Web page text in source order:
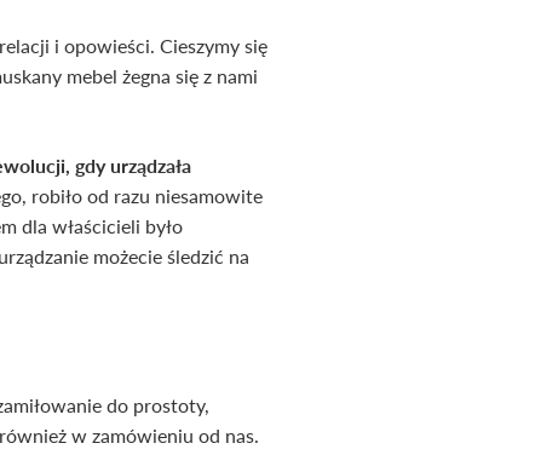
i opowieści. Cieszymy się
mebel żegna się z nami
gdy urządzała
robiło od razu niesamowite
dla właścicieli było
możecie śledzić na
do prostoty,
w zamówieniu od nas.